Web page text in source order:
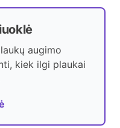
augimo
kiek ilgi plaukai